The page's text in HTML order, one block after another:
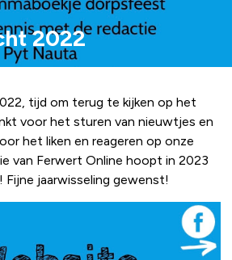
2022
tijd om terug te kijken op het
voor het sturen van nieuwtjes en
het liken en reageren op onze
van Ferwert Online hoopt in 2023
jaarwisseling gewenst!